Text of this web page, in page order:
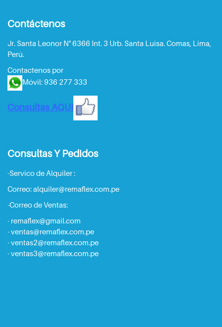
Contáctenos
Jr. Santa Leonor N° 6366 Int. 3 Urb. Santa Luisa. Comas, Lima,
Perú.
Contactenos por
Móvil: 936 277 333
Consultas AQUI
Consultas Y Pedidos
-Servico de Alquiler :
Correo:alquiler@remaflex.com.pe
-Correo de Ventas:
- remaflex@gmail.com
- ventas@remaflex.com.pe
- ventas2@remaflex.com.pe
-ventas3@remaflex.com.pe